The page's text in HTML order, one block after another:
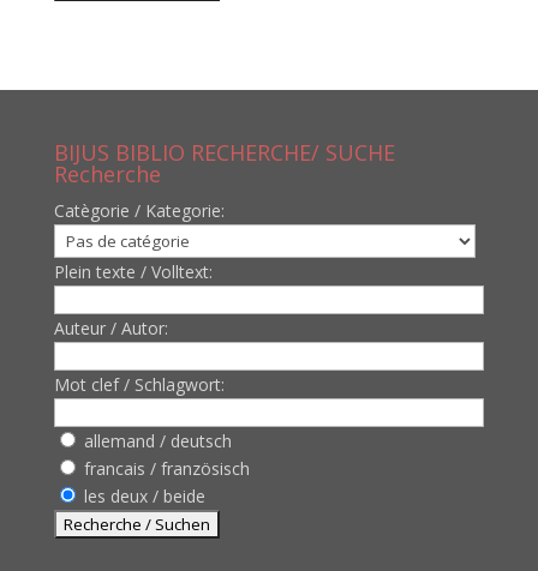
BIJUS BIBLIO RECHERCHE/ SUCHE
Recherche
Catègorie / Kategorie:
Plein texte / Volltext:
Auteur / Autor:
Mot clef / Schlagwort:
allemand / deutsch
francais / französisch
les deux / beide